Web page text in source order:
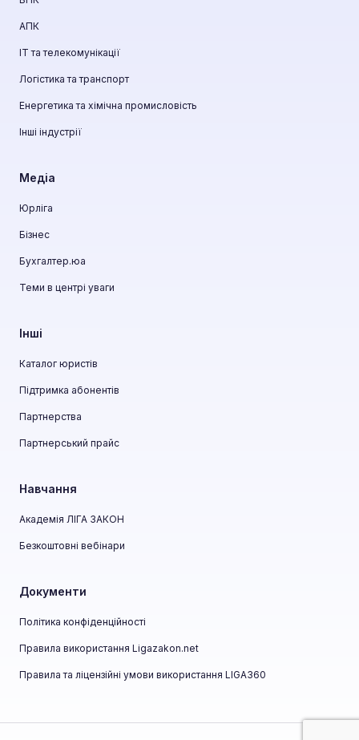
АПК
ІТ та телекомунікації
Логістика та транспорт
Енергетика та хімічна промисловість
Інші індустрії
Медіа
Юрліга
Бізнес
Бухгалтер.юа
Теми в центрі уваги
Інші
Каталог юристів
Підтримка абонентів
Партнерства
Партнерський прайс
Навчання
Академія ЛІГА ЗАКОН
Безкоштовні вебінари
Документи
Політика конфіденційності
Правила використання Ligazakon.net
Правила та ліцензійні умови використання LIGA360